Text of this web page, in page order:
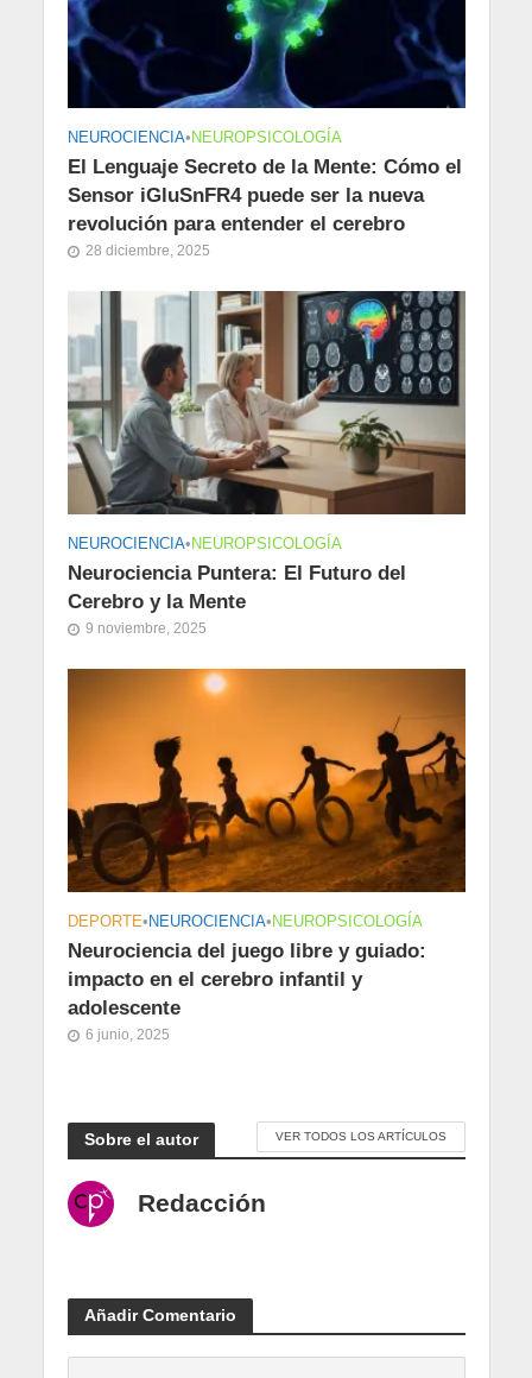
NEUROCIENCIA• NEUROPSICOLOGÍA
El Lenguaje Secreto de la Mente: Cómo el
Sensor iGluSnFR4 puede ser la nueva
revolución para entender el cerebro
28 diciembre, 2025
NEUROCIENCIA• NEUROPSICOLOGÍA
Neurociencia Puntera: El Futuro del
Cerebro y la Mente
9 noviembre, 2025
DEPORTE• NEUROCIENCIA• NEUROPSICOLOGÍA
Neurociencia del juego libre y guiado:
impacto en el cerebro infantil y
adolescente
6 junio, 2025
Sobre el autor VER TODOS LOS ARTÍCULOS
Redacción
Añadir Comentario